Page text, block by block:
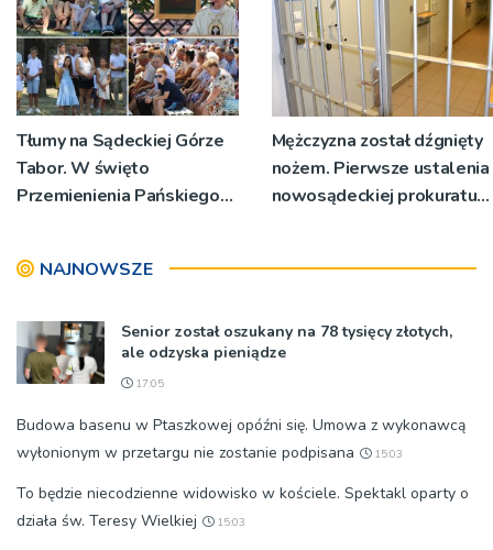
Tłumy na Sądeckiej Górze
Tabor. W święto
Przemienienia Pańskiego
[ZDJĘCIA]
Mężczyzna został dźgnięty
nożem. Pierwsze ustalenia
nowosądeckiej prokuratury
NAJNOWSZE
Senior został oszukany na 78 tysięcy złotych,
ale odzyska pieniądze
17:05
Budowa basenu w Ptaszkowej opóźni się. Umowa z wykonawcą
wyłonionym w przetargu nie zostanie podpisana
15:03
To będzie niecodzienne widowisko w kościele. Spektakl oparty o
działa św. Teresy Wielkiej
15:03